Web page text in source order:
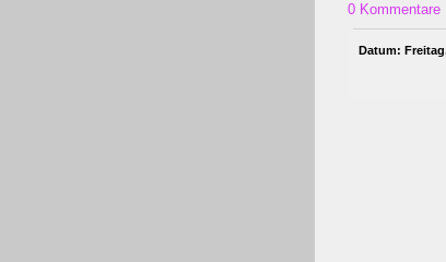
0 Kommentare
Datum: